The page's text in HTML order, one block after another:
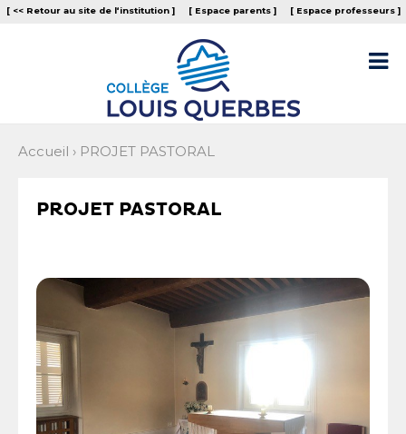
Aller
au
Outils
personnels
[ << Retour au site de l‘institution ] [ Espace parents ] [ Espace professeurs ]

Accueil › PROJET PASTORAL
PROJET PASTORAL